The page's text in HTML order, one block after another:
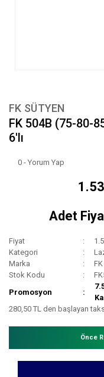
FK SÜTYEN
FK 504B (75-80-
6'lı
0 - Yorum Yap
Adet
Fiyat
Kategori
Marka
Stok Kodu
Promosyon
280,50 TL den başlayan
Önce